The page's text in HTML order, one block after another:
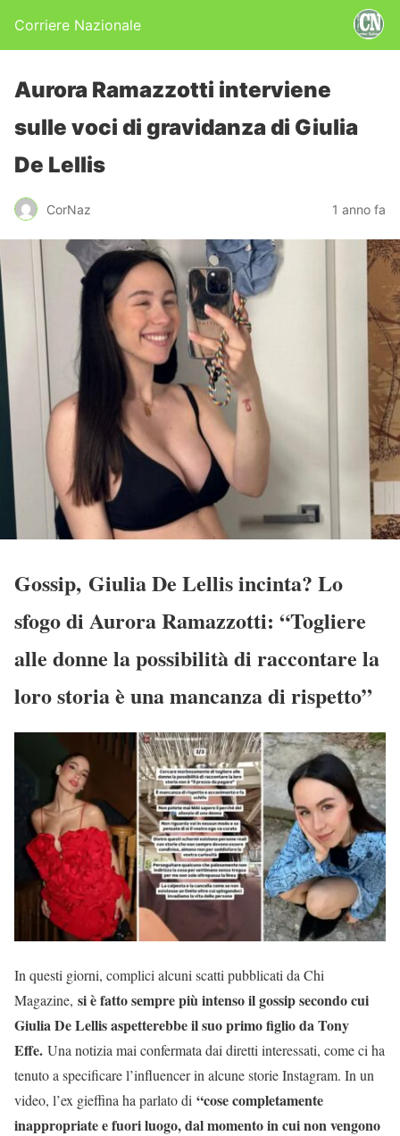
Corriere Nazionale
Aurora Ramazzotti interviene
sulle voci di gravidanza di Giulia
De Lellis
CorNaz 1 anno fa
Gossip, Giulia De Lellis incinta? Lo
sfogo di Aurora Ramazzotti: “Togliere
alle donne la possibilità di raccontare la
loro storia è una mancanza di rispetto”
In questi giorni, complici alcuni scatti pubblicati da Chi
Magazine, si è fatto sempre più intenso il gossip secondo cui
Giulia De Lellis aspetterebbe il suo primo figlio da Tony
Effe. Una notizia mai confermata dai diretti interessati, come ci ha
tenuto a specificare l’influencer in alcune storie Instagram. In un
video, l’ex gieffina ha parlato di “cose completamente
inappropriate e fuori luogo, dal momento in cui non vengono